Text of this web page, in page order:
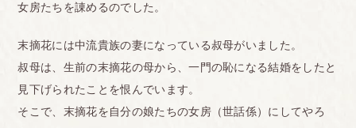
女房たちを諌めるのでした。
末摘花には中流貴族の妻になっている叔母がいました。
叔母は、生前の末摘花の母から、一門の恥になる結婚をしたと
見下げられたことを恨んでいます。
そこで、末摘花を自分の娘たちの女房（世話係）にしてやろ